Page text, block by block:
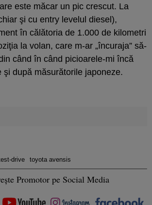
este măcar un pic crescut. La
şi cu entry levelul diesel),
în călătoria de 1.000 de kilometri
la volan, care m-ar „încuraja” să-
când în când picioarele-mi încă
şi după măsurătorile japoneze.
drive toyota avensis
Promotor pe Social Media